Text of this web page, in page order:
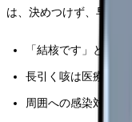
は、決めつけず、早め
「結核です」と断定
長引く咳は医療機関
周囲への感染対策は